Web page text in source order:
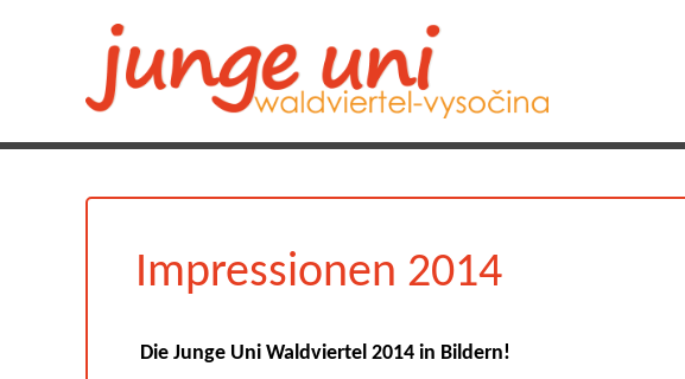
Impressionen 2014
Die Junge Uni Waldviertel 2014 in Bildern!